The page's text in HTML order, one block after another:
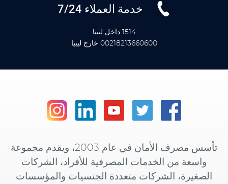
خدمة العملاء 7/24
1514 داخل ليبيا
00218213660600 خارج ليبيا
تأسس مصرف الأمان في عام 2003، ويقدم مجموعة
واسعة من الخدمات المصرفية للأفراد، الشركات
الصغيرة، الشركات متعددة الجنسيات والمؤسسات